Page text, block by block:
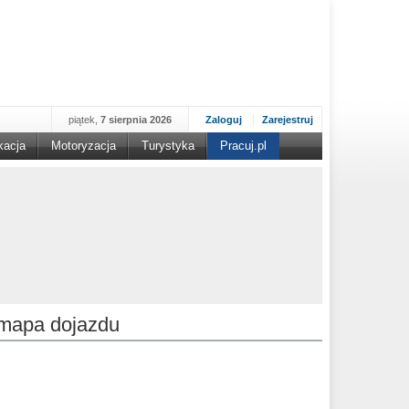
Zaloguj Zarejestruj
piątek, 7 sierpnia 2026
Motoryzacja Turystyka Pracuj.pl
dojazdu